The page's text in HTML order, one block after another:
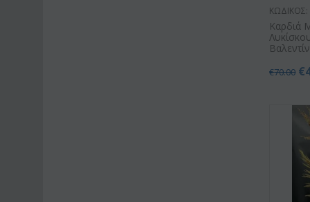
ΚΩΔΙΚΟΣ:
Καρδιά
€70.00 €